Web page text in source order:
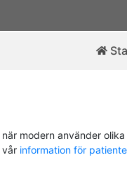
modern använder
vår information för